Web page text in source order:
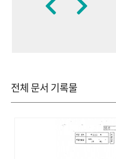
전체 문서 기록물